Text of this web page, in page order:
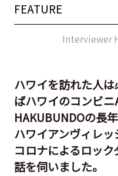
FEATURE
Interviewer
ハワイを訪れた人
ばハワイのコンビ
HAKUBUNDOの長
ハワイアンヴィレッ
コロナによるロッ
話を伺いました。